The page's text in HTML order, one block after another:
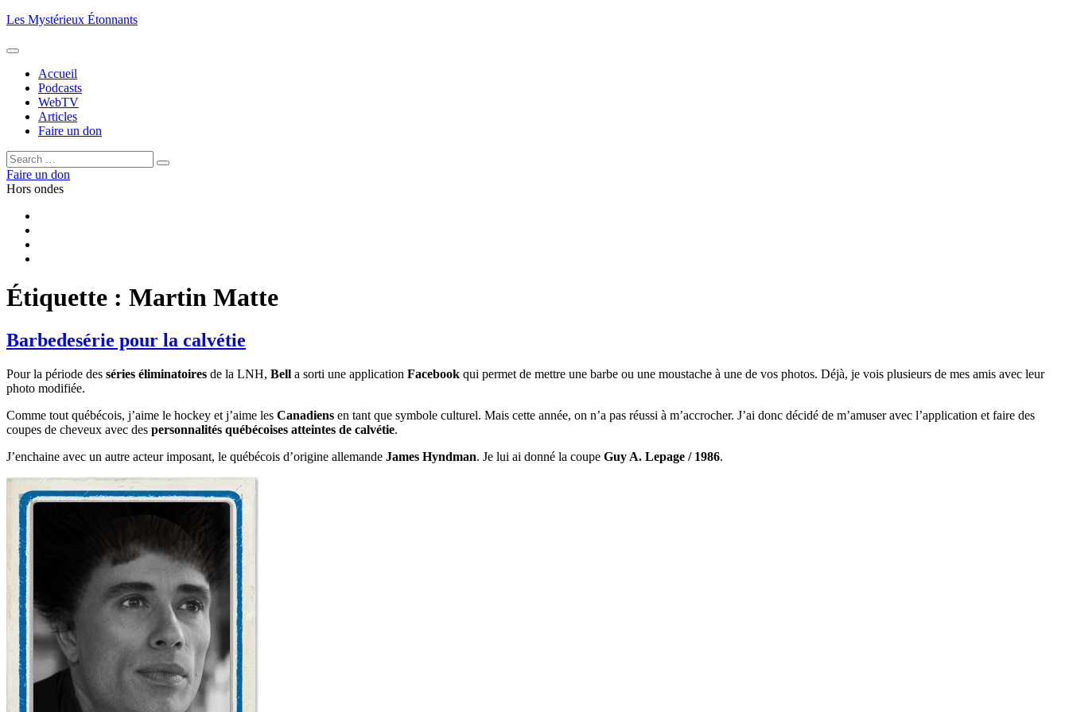
Aller
contenu
Les Mystérieux Étonnants
Accueil
Podcasts
WebTV
Articles
Faire un don
Rechercher :
Rechercher
Faire un don
Hors ondes
Étiquette : Martin Matte
Barbedesérie pour la calvétie
Pour la période des séries éliminatoires de la LNH, Bell a sorti une application Facebook qui permet de mettre une barbe ou une moustache à une de vos photos. Déjà, je vois plusieurs de mes amis avec leur
photo modifiée.
Comme tout québécois, j’aime le hockey et j’aime les Canadiens en tant que symbole culturel. Mais cette année, on n’a pas réussi à m’accrocher. J’ai donc décidé de m’amuser avec l’application et faire des
coupes de cheveux avec des personnalités québécoises atteintes de calvétie.
J’enchaine avec un autre acteur imposant, le québécois d’origine allemande James Hyndman. Je lui ai donné la coupe Guy A. Lepage / 1986.